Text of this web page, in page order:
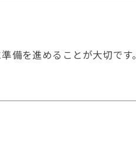
備を進めることが大切です。